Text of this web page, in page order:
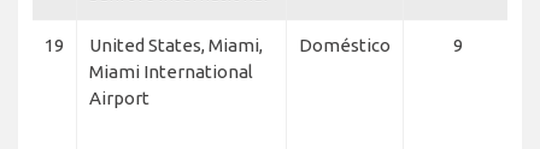
19
United States, Miami,
Miami International
Airport
Doméstico 9